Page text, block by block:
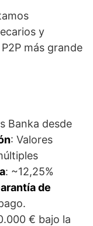
y
más grande
Banka desde
: Valores
: ~12,25%
de
€ bajo la